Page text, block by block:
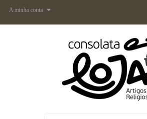
A minha conta